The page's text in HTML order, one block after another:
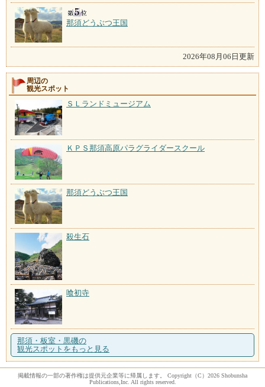
那須どうぶつ王国
2026年08月06日更新
周辺の
観光スポット
ＳＬランドミュージアム
ＫＰＳ那須高原パラグライダースクール
那須どうぶつ王国
殺生石
喰初寺
那須・板室・黒磯の
観光スポットをもっと見る
掲載情報の一部の著作権は提供元企業等に帰属します。 Copyright（C）2026 Shobunsha
Publications,Inc. All rights reserved.